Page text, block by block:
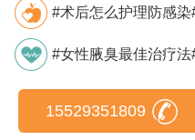
#术后怎么护理防感染
#女性腋臭最佳治疗法
15529351809